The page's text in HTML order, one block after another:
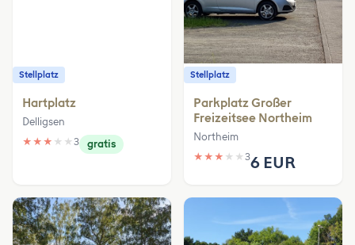
Stellplatz
Hartplatz
Delligsen
★ ★ ★ ★ ★ 3 gratis
Stellplatz
Parkplatz Großer
Freizeitsee Northeim
Northeim
★ ★ ★ ★ ★ 36 EUR